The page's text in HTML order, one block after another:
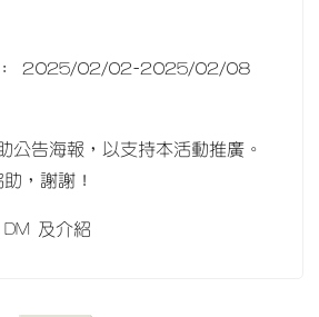
： 2025/02/02-2025/02/08
公告海報，以支持本活動推廣。
，謝謝！
及介紹